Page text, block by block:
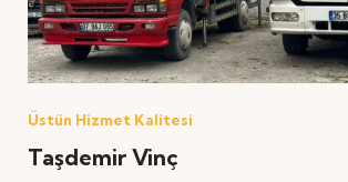
Üstün Hizmet Kalitesi
Taşdemir Vinç